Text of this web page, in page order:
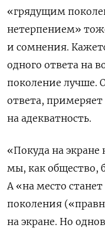
«грядущим
нетерпением»
и сомнения.
одного ответа на
поколение лучше.
ответа,
на адекватность.
«Покуда на экране
мы, как общество,
А «на место
поколения
на экране. Но